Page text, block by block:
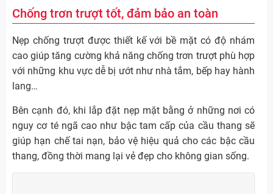
Chống trơn trượt tốt, đảm bảo an toàn
Nẹp chống trượt được thiết kế với bề mặt có độ nhám
cao giúp tăng cường khả năng chống trơn trượt phù hợp
với những khu vực dễ bị ướt như nhà tắm, bếp hay hành
lang…
Bên cạnh đó, khi lắp đặt nẹp mặt bằng ở những nơi có
nguy cơ té ngã cao như bậc tam cấp của cầu thang sẽ
giúp hạn chế tai nạn, bảo vệ hiệu quả cho các bậc cầu
thang, đồng thời mang lại vẻ đẹp cho không gian sống.